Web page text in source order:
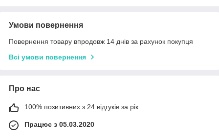
Умови повернення
Повернення товару впродовж 14 днів за рахунок покупця
Всі умови повернення
Про нас
100% позитивних з 24 відгуків за рік
Працює з 05.03.2020